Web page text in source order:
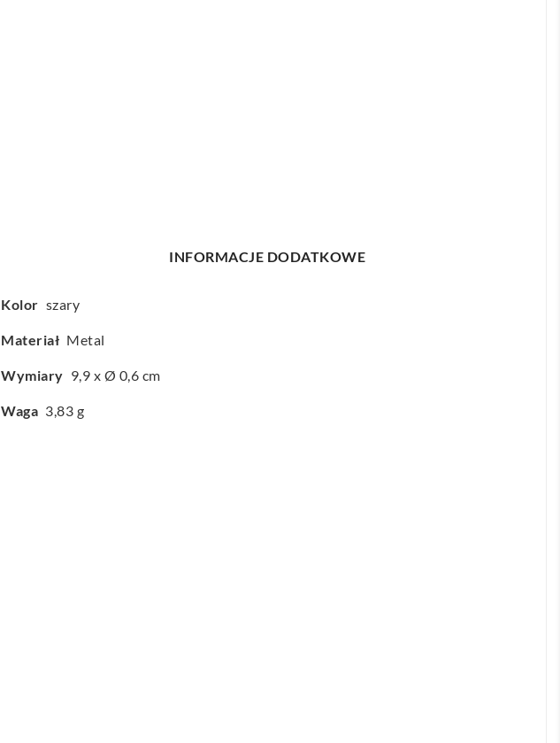
INFORMACJE DODATKOWE
Kolor szary
Materiał Metal
Wymiary 9,9 x Ø 0,6 cm
Waga 3,83 g